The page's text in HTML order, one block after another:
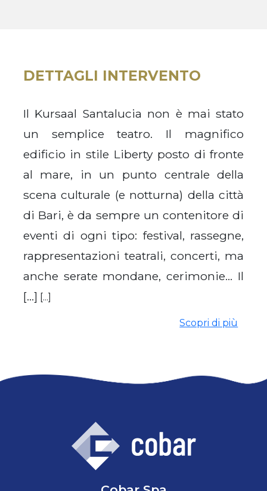
DETTAGLI INTERVENTO
Il Kursaal Santalucia non è mai stato
un semplice teatro. Il magnifico
edificio in stile Liberty posto di fronte
al mare, in un punto centrale della
scena culturale (e notturna) della città
di Bari, è da sempre un contenitore di
eventi di ogni tipo: festival, rassegne,
rappresentazioni teatrali, concerti, ma
anche serate mondane, cerimonie… Il
[…] [...]
Scopri di più